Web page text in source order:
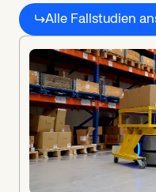
Weitere
Alle Fallstudien